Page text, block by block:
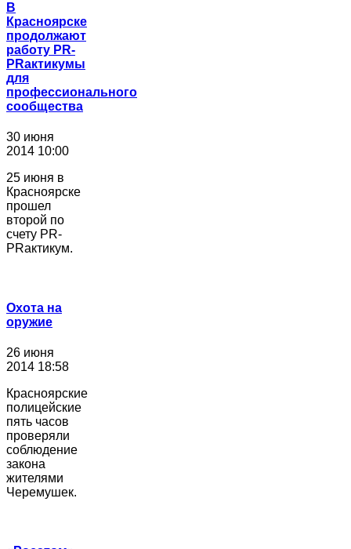
В
Красноярске
продолжают
работу PR-
PRактикумы
для
профессионального
сообщества
30 июня
2014 10:00
25 июня в
Красноярске
прошел
второй по
счету PR-
PRактикум.
Охота на
оружие
26 июня
2014 18:58
Красноярские
полицейские
пять часов
проверяли
соблюдение
закона
жителями
Черемушек.